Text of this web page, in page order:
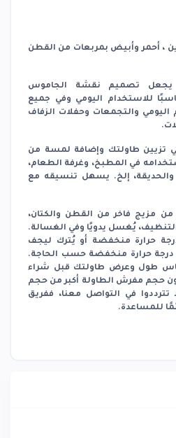
، أحمر وأبيض بمربعات من القطن
تصميم نقشة الجاموس
للاستخدام اليومي وفي جميع
والتجمعات وحفلات الزفاف
تزيين طاولتك وإضافة لمسة من
في المطبخ، وغرفة الطعام،
والحديقة، إلخ. يسهل تنسيقه مع
مزيج فاخر من القطن والكتان،
يُغسل يدويًا وفي الغسالة.
حرارة منخفضة أو يُترك ليجف
حرارة منخفضة حسب الحاجة.
طول وعرض طاولتك قبل شراء
حجم مفرش الطاولة أكبر من حجم
تترددوا في التواصل معنا، ففريق
للمساعدة.